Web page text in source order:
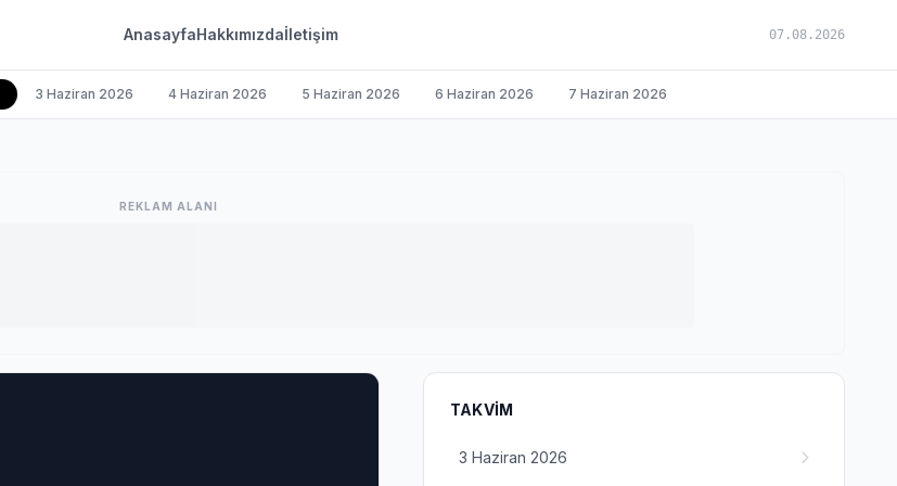
AnasayfaHakkımızdaİletişim 07.08.2026
3 Haziran 2026 4 Haziran 2026 5 Haziran 2026 6 Haziran 2026 7 Haziran 2026
REKLAM ALANI
TAKVIM
3 Haziran 2026